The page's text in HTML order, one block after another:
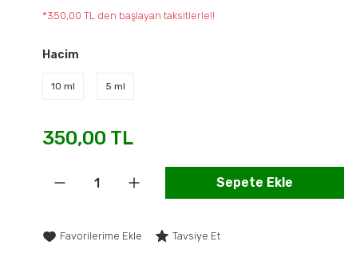
*350,00 TL den başlayan taksitlerle!!
Hacim
10 ml 5 ml
350,00 TL
Sepete Ekle
Tavsiye Et